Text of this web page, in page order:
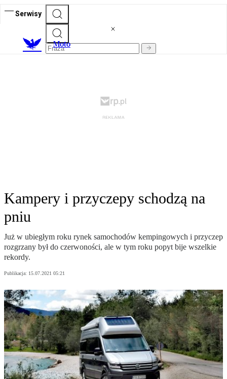
Serwisy
Moto
Kampery i przyczepy schodzą na
pniu
Już w ubiegłym roku rynek samochodów kempingowych i przyczep
rozgrzany był do czerwoności, ale w tym roku popyt bije wszelkie
rekordy.
Publikacja: 15.07.2021 05:21